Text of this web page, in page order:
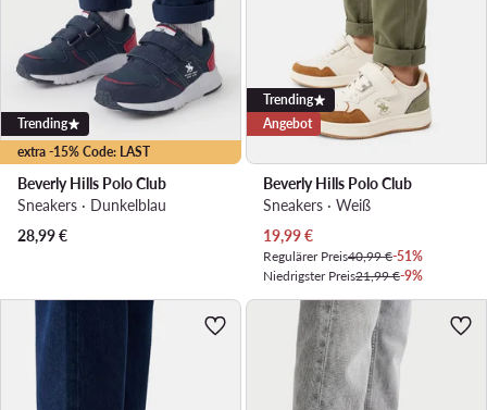
extra -15% Code: LAST
Trending
Beverly Hills Polo Club
Sneakers · Dunkelblau
28,99€
Trending
Angebot
Beverly Hills Polo Club
Sneakers · Weiß
Aktueller Preis
19,99€
Regulärer Preis40,99 €-51%
Niedrigster Preis21,99 €-9%